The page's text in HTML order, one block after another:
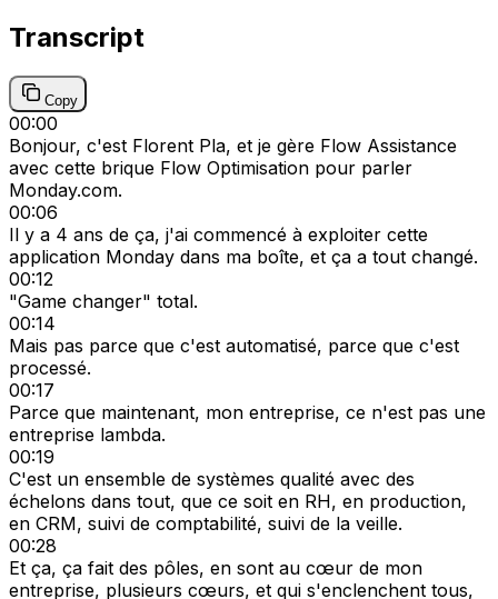
Transcript
Copy
00:00
Bonjour, c'est Florent Pla, et je gère Flow Assistance
avec cette brique Flow Optimisation pour parler
Monday.com.
00:06
Il y a 4 ans de ça, j'ai commencé à exploiter cette
application Monday dans ma boîte, et ça a tout changé.
00:12
"Game changer" total.
00:14
Mais pas parce que c'est automatisé, parce que c'est
processé.
00:17
Parce que maintenant, mon entreprise, ce n'est pas une
entreprise lambda.
00:19
C'est un ensemble de systèmes qualité avec des
échelons dans tout, que ce soit en RH, en production,
en CRM, suivi de comptabilité, suivi de la veille.
00:28
Et ça, ça fait des pôles, en sont au cœur de mon
entreprise, plusieurs cœurs, et qui s'enclenchent tous,